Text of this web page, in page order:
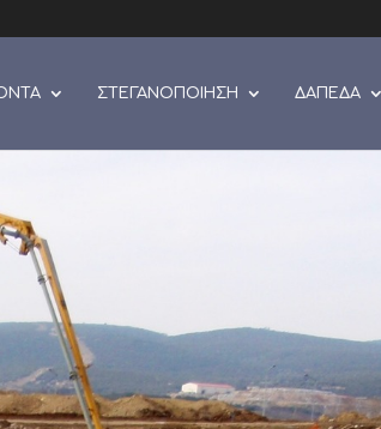
ΣΤΕΓΑΝΟΠΟΙΗΣΗ ΔΑΠΕΔΑ